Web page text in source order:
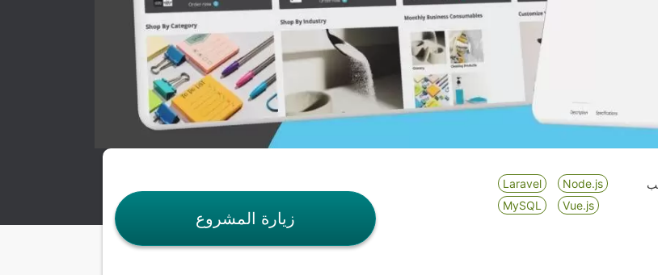
Node.js
Laravel
Vue.js
MySQL
زيارة المشروع